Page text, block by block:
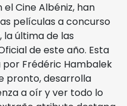
Cine Albéniz, han
películas a concurso
, la última de las
de este año. Esta
Frédéric Hambalek
pronto, desarrolla
a oír y ver todo lo